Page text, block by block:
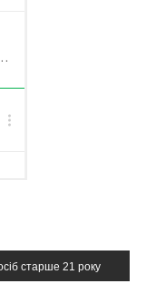
старше 21 року